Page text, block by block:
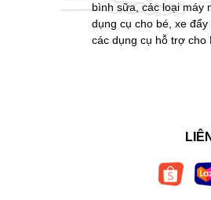
bình sữa, các loại máy
dụng cụ cho bé, xe đẩy
các dụng cụ hỗ trợ cho